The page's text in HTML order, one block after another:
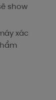
show
xác